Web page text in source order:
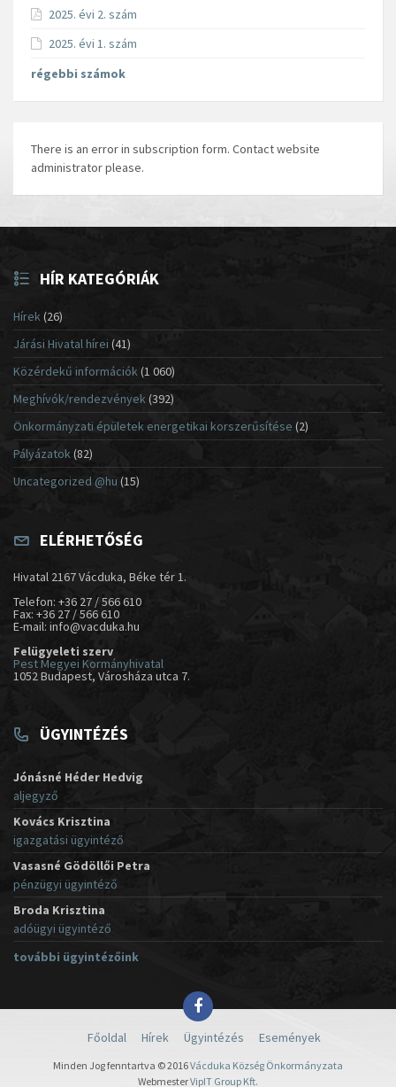
2025. évi 2. szám
2025. évi 1. szám
régebbi számok
There is an error in subscription form. Contact website
administrator please.
HÍR KATEGÓRIÁK
Hírek(26)
Járási Hivatal hírei (41)
Közérdekű információk(1 060)
Meghívók/rendezvények (392)
Önkormányzati épületek energetikai korszerűsítése (2)
Pályázatok (82)
Uncategorized @hu (15)
ELÉRHETŐSÉG
Hivatal 2167 Vácduka, Béke tér 1.
Telefon: +36 27 / 566 610
Fax: +36 27 / 566 610
E-mail: info@vacduka.hu
Felügyeleti szerv
Pest Megyei Kormányhivatal
1052 Budapest, Városháza utca 7.
ÜGYINTÉZÉS
Jónásné Héder Hedvig
aljegyző
Kovács Krisztina
igazgatási ügyintéző
Vasasné Gödöllői Petra
pénzügyi ügyintéző
Broda Krisztina
adóügyi ügyintéző
további ügyintézőink
Főoldal Hírek Ügyintézés Események
Minden Jog fenntartva © 2016Vácduka Község Önkormányzata
WebmesterVipIT Group Kft.